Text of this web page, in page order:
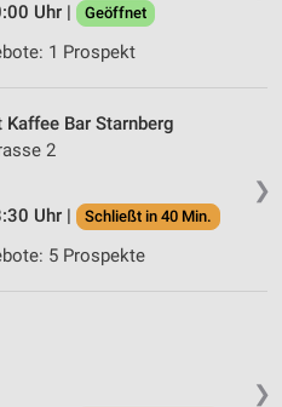
Uhr |
Geöffnet
1 Prospekt
❯
Bar Starnberg
2
Uhr |
Schließt in 40 Min.
5 Prospekte
❯